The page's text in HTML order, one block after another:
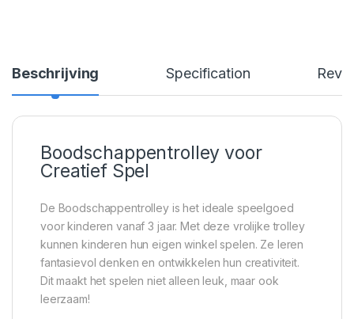
Beschrijving Specification
Boodschappentrolley voor
Creatief Spel
De Boodschappentrolley is het ideale speelgoed
voor kinderen vanaf 3 jaar. Met deze vrolijke trolley
kunnen kinderen hun eigen winkel spelen. Ze leren
fantasievol denken en ontwikkelen hun creativiteit.
Dit maakt het spelen niet alleen leuk, maar ook
leerzaam!